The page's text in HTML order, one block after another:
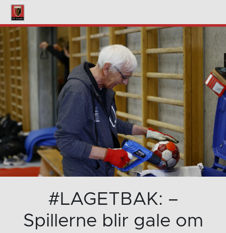
#LAGETBAK: –
Spillerne blir gale om